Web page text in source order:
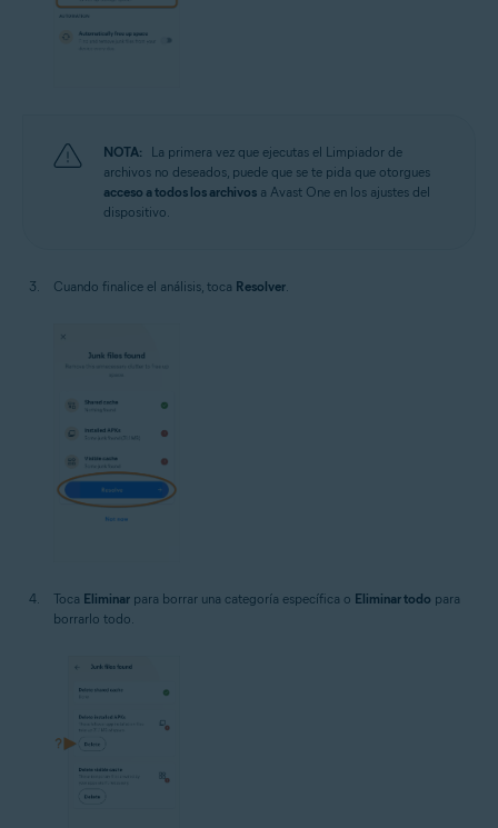
NOTA:
La primera vez que ejecutas el Limpiador de
archivos no deseados, puede que se te pida que otorgues
acceso a todos los archivos a Avast One en los ajustes del
dispositivo.
Cuando finalice el análisis, toca Resolver
Toca Eliminar para borrar una categoría específica o Eliminar todo para
borrarlo todo.